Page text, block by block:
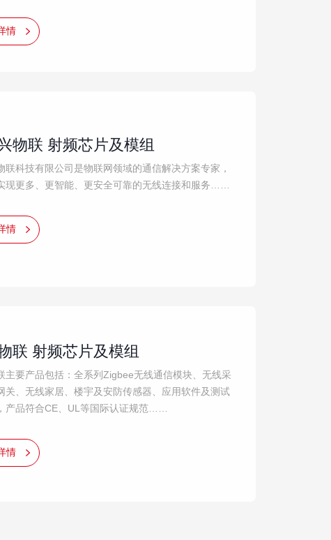
情
物联 射频芯片及模组
联科技有限公司是物联网领域的通信解决方案专家，
现更多、更智能、更安全可靠的无线连接和服务……
情
联 射频芯片及模组
主要产品包括：全系列Zigbee无线通信模块、无线采
关、无线家居、楼宇及安防传感器、应用软件及测试
产品符合CE、UL等国际认证规范……
情